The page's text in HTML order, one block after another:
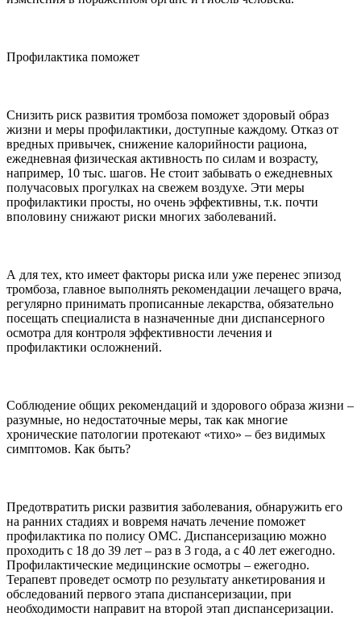
Профилактика поможет
Снизить риск развития тромбоза поможет здоровый образ
жизни и меры профилактики, доступные каждому. Отказ от
вредных привычек, снижение калорийности рациона,
ежедневная физическая активность по силам и возрасту,
например, 10 тыс. шагов. Не стоит забывать о ежедневных
получасовых прогулках на свежем воздухе. Эти меры
профилактики просты, но очень эффективны, т.к. почти
вполовину снижают риски многих заболеваний.
А для тех, кто имеет факторы риска или уже перенес эпизод
тромбоза, главное выполнять рекомендации лечащего врача,
регулярно принимать прописанные лекарства, обязательно
посещать специалиста в назначенные дни диспансерного
осмотра для контроля эффективности лечения и
профилактики осложнений.
Соблюдение общих рекомендаций и здорового образа жизни –
разумные, но недостаточные меры, так как многие
хронические патологии протекают «тихо» – без видимых
симптомов. Как быть?
Предотвратить риски развития заболевания, обнаружить его
на ранних стадиях и вовремя начать лечение поможет
профилактика по полису ОМС. Диспансеризацию можно
проходить с 18 до 39 лет – раз в 3 года, а с 40 лет ежегодно.
Профилактические медицинские осмотры – ежегодно.
Терапевт проведет осмотр по результату анкетирования и
обследований первого этапа диспансеризации, при
необходимости направит на второй этап диспансеризации.